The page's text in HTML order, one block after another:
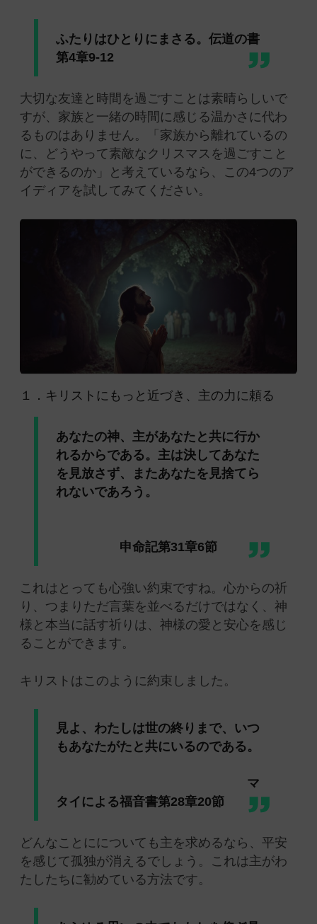
ふたりはひとりにまさる。伝道の書
第4章9-12
大切な友達と時間を過ごすことは素晴らしいで
すが、家族と一緒の時間に感じる温かさに代わ
るものはありません。「家族から離れているの
に、どうやって素敵なクリスマスを過ごすこと
ができるのか」と考えているなら、この4つのア
イディアを試してみてください。
１．キリストにもっと近づき、主の力に頼る
あなたの神、主があなたと共に行か
れるからである。主は決してあなた
を見放さず、またあなたを見捨てら
れないであろう。
申命記第31章6節
これはとっても心強い約束ですね。心からの祈
り、つまりただ言葉を並べるだけではなく、神
様と本当に話す祈りは、神様の愛と安心を感じ
ることができます。
キリストはこのように約束しました。
見よ、わたしは世の終りまで、いつ
もあなたがたと共にいるのである。
マ
タイによる福音書第28章20節
どんなことにについても主を求めるなら、平安
を感じて孤独が消えるでしょう。これは主がわ
たしたちに勧めている方法です。